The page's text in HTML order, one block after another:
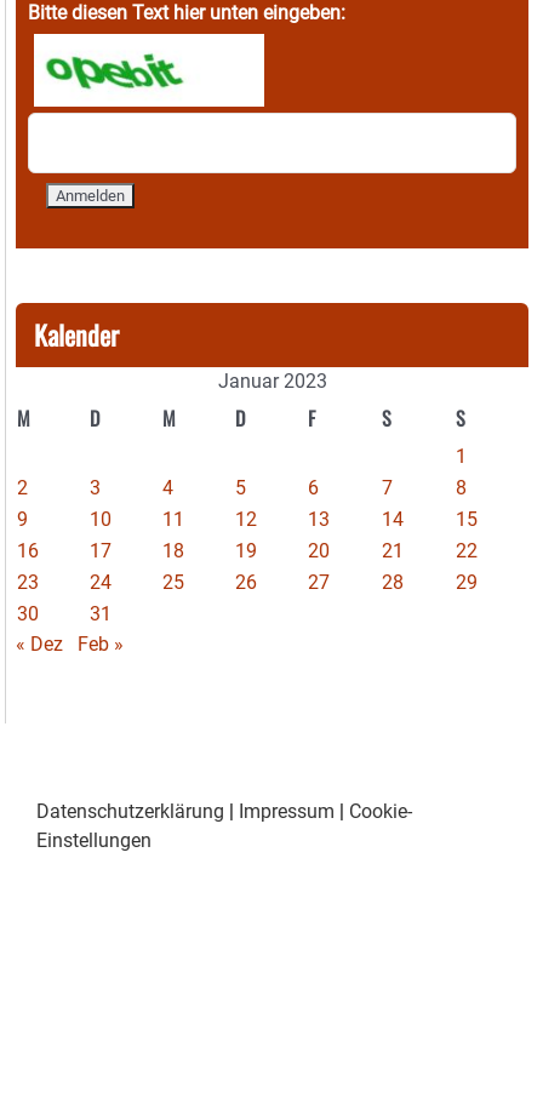
Bitte diesen Text hier unten eingeben:
Kalender
Januar 2023
M D M D F S S
1
2
3 4 5 6 7
8
9
10 11 12 13 14
15
16
17 18 19 20 21
22
23
24 25 26 27 28
29
30
31
« Dez
Feb »
Datenschutzerklärung | Impressum | Cookie-
Einstellungen